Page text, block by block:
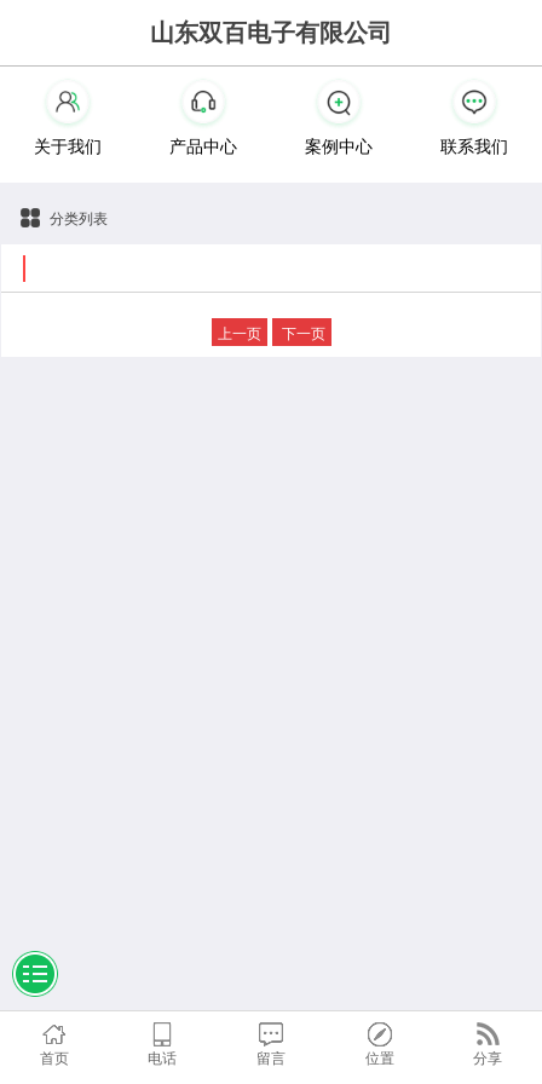
山东双百电子有限公司
关于我们 产品中心 案例中心 联系我们
分类列表
上一页 下一页
首页 电话 留言 位置 分享